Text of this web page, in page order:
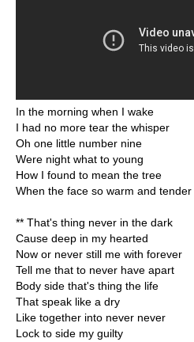
In the morning when I wake
I had no more tear the whisper
Oh one little number nine
Were night what to young
How I found to mean the tree
When the face so warm and tender
** That's thing never in the dark
Cause deep in my hearted
Now or never still me with forever
Tell me that to never have apart
Body side that's thing the life
That speak like a dry
Like together into never never
Lock to side my guilty